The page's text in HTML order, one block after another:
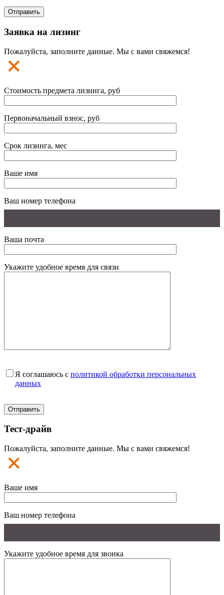
Заявка на лизинг
Пожалуйста, заполните данные. Мы с вами свяжемся!
Стоимость предмета лизинга, руб
Первоначальный взнос, руб
Срок лизинга, мес
Ваше имя
Ваш номер телефона
Ваша почта
Укажите удобное время для связи
Я соглашаюсь с политикой обработки персональных
данных
Тест-драйв
Пожалуйста, заполните данные. Мы с вами свяжемся!
Ваше имя
Ваш номер телефона
Укажите удобное время для звонка